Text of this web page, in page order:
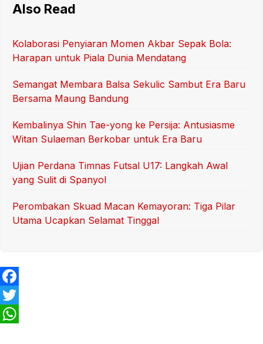
Also Read
Kolaborasi Penyiaran Momen Akbar Sepak Bola:
Harapan untuk Piala Dunia Mendatang
Semangat Membara Balsa Sekulic Sambut Era Baru
Bersama Maung Bandung
Kembalinya Shin Tae-yong ke Persija: Antusiasme
Witan Sulaeman Berkobar untuk Era Baru
Ujian Perdana Timnas Futsal U17: Langkah Awal
yang Sulit di Spanyol
Perombakan Skuad Macan Kemayoran: Tiga Pilar
Utama Ucapkan Selamat Tinggal
F
aT